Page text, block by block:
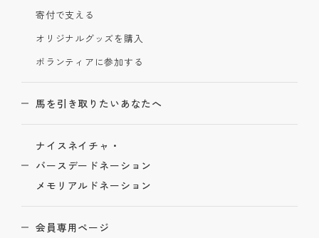
寄付で支える
オリジナルグッズを購入
ボランティアに参加する
馬を引き取りたいあなたへ
ナイスネイチャ・
バースデードネーション
メモリアルドネーション
会員専用ページ